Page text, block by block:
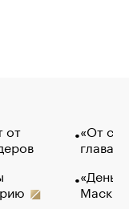
от
«От
глава
Маск в